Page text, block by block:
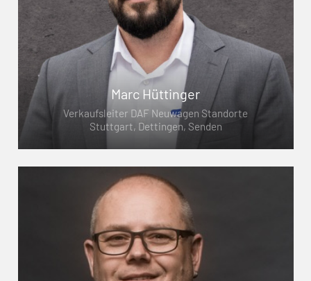
Marc Hüttinger
Verkaufsleiter DAF Neuwagen Standorte
Stuttgart, Dettingen, Senden